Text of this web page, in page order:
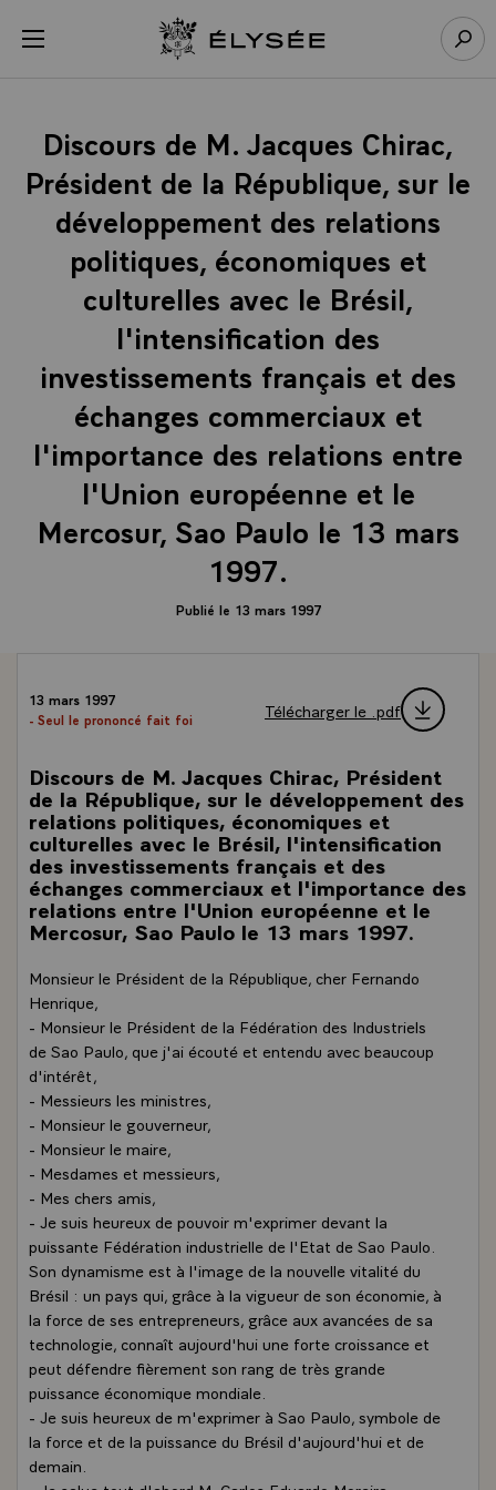
menu Retour à l’accueil Élysée
Discours de M. Jacques Chirac,
Président de la République, sur le
développement des relations
politiques, économiques et
culturelles avec le Brésil,
l'intensification des
investissements français et des
échanges commerciaux et
l'importance des relations entre
l'Union européenne et le
Mercosur, Sao Paulo le 13 mars
1997.
Publié le 13 mars 1997
13 mars 1997
- Seul le prononcé fait foi
Télécharger le .pdf
Discours de M. Jacques Chirac, Président
de la République, sur le développement des
relations politiques, économiques et
culturelles avec le Brésil, l'intensification
des investissements français et des
échanges commerciaux et l'importance des
relations entre l'Union européenne et le
Mercosur, Sao Paulo le 13 mars 1997.
Monsieur le Président de la République, cher Fernando
Henrique,
- Monsieur le Président de la Fédération des Industriels
de Sao Paulo, que j'ai écouté et entendu avec beaucoup
d'intérêt,
- Messieurs les ministres,
- Monsieur le gouverneur,
- Monsieur le maire,
- Mesdames et messieurs,
- Mes chers amis,
- Je suis heureux de pouvoir m'exprimer devant la
puissante Fédération industrielle de l'Etat de Sao Paulo.
Son dynamisme est à l'image de la nouvelle vitalité du
Brésil : un pays qui, grâce à la vigueur de son économie, à
la force de ses entrepreneurs, grâce aux avancées de sa
technologie, connaît aujourd'hui une forte croissance et
peut défendre fièrement son rang de très grande
puissance économique mondiale.
- Je suis heureux de m'exprimer à Sao Paulo, symbole de
la force et de la puissance du Brésil d'aujourd'hui et de
demain.
Panneau de gestion des cookies